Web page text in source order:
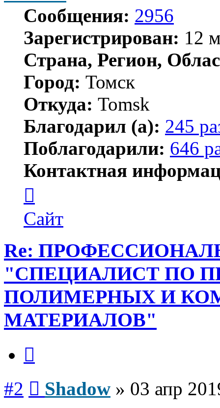
Сообщения: 2956
Зарегистрирован: 12
Страна, Регион,
Город: Томск
Откуда: Tomsk
Благодарил (а): 245
Поблагодарили: 646
Контактная
пользователя
Shadow
Сайт
Re:
"СПЕЦИАЛИСТ ПО
ПОЛИМЕРНЫХ И
МАТЕРИАЛОВ"
#2 Shadow » 03 апр